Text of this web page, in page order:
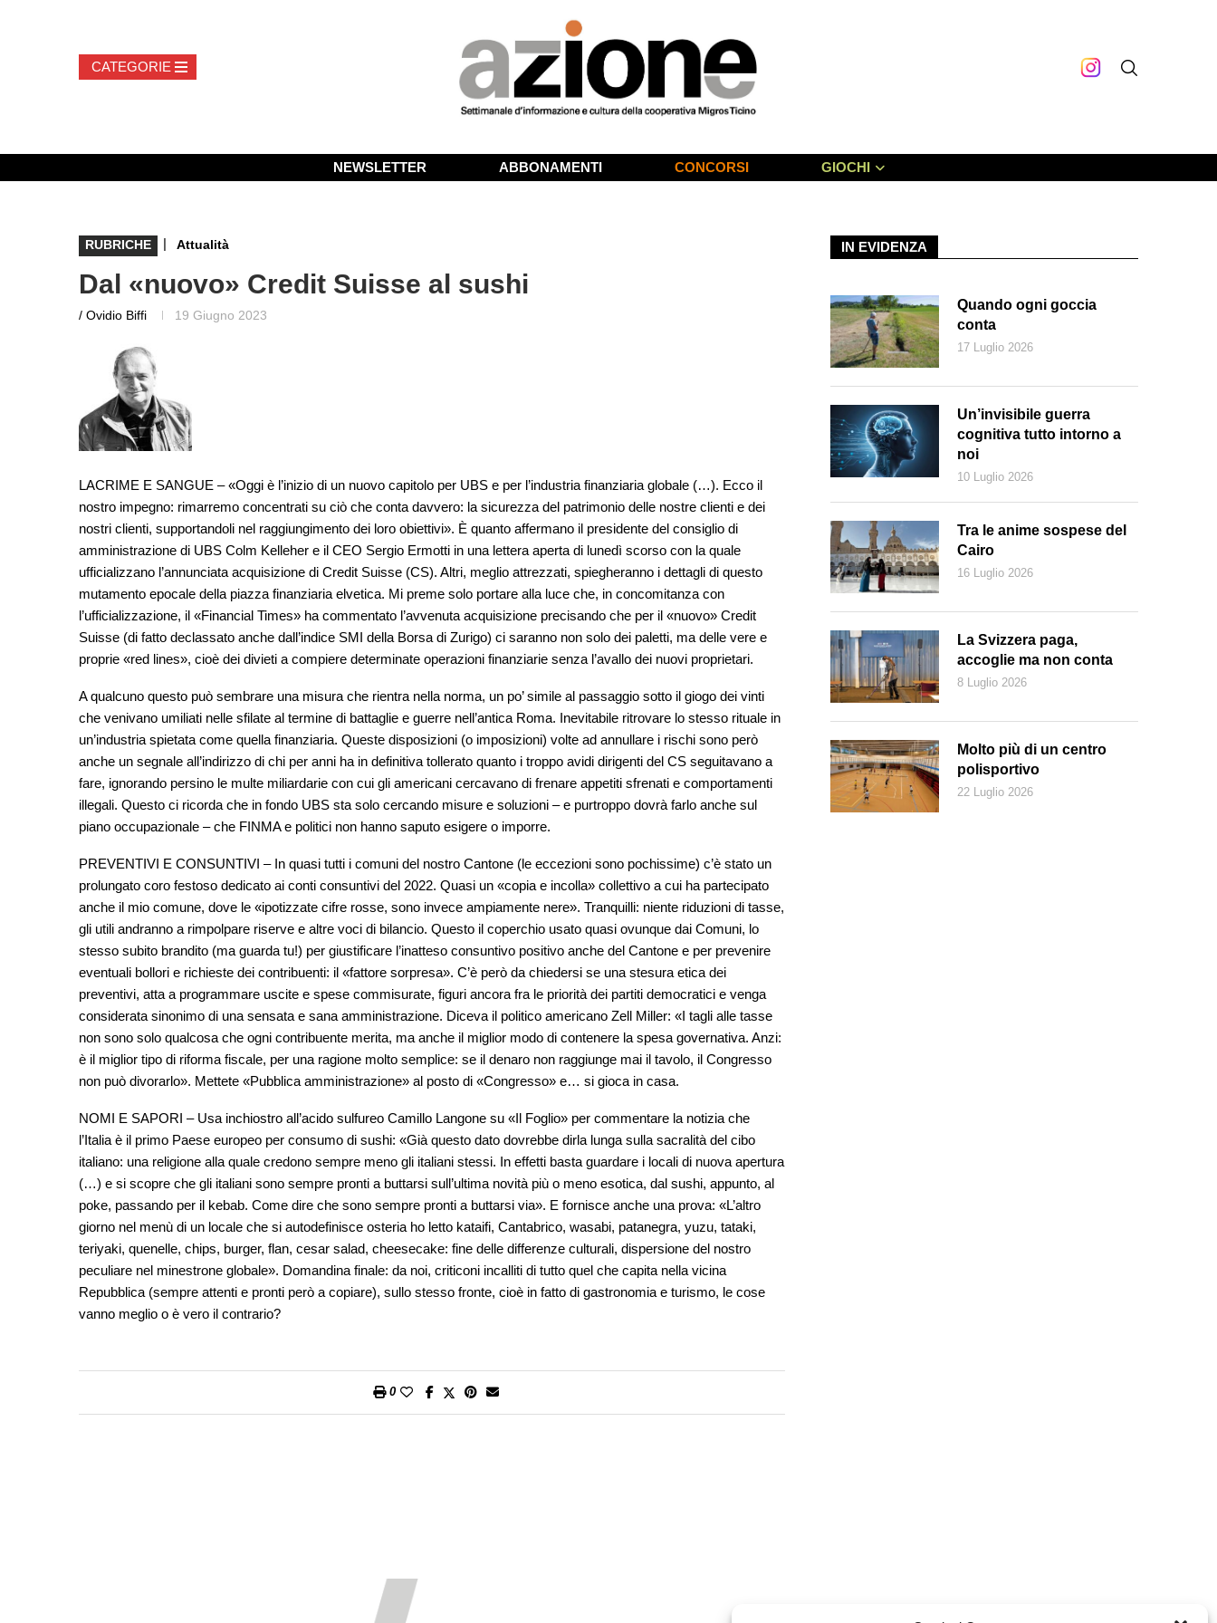
NEWSLETTER ABBONAMENTI CONCORSI GIOCHI
RUBRICHE | Attualità
Dal «nuovo» Credit Suisse al sushi
/ Ovidio Biffi 19 Giugno 2023
LACRIME E SANGUE – «Oggi è l’inizio di un nuovo capitolo per UBS e per l’industria finanziaria globale (…). Ecco il
nostro impegno: rimarremo concentrati su ciò che conta davvero: la sicurezza del patrimonio delle nostre clienti e dei
nostri clienti, supportandoli nel raggiungimento dei loro obiettivi». È quanto affermano il presidente del consiglio di
amministrazione di UBS Colm Kelleher e il CEO Sergio Ermotti in una lettera aperta di lunedì scorso con la quale
ufficializzano l’annunciata acquisizione di Credit Suisse (CS). Altri, meglio attrezzati, spiegheranno i dettagli di questo
mutamento epocale della piazza finanziaria elvetica. Mi preme solo portare alla luce che, in concomitanza con
l’ufficializzazione, il «Financial Times» ha commentato l’avvenuta acquisizione precisando che per il «nuovo» Credit
Suisse (di fatto declassato anche dall’indice SMI della Borsa di Zurigo) ci saranno non solo dei paletti, ma delle vere e
proprie «red lines», cioè dei divieti a compiere determinate operazioni finanziarie senza l’avallo dei nuovi proprietari.
A qualcuno questo può sembrare una misura che rientra nella norma, un po’ simile al passaggio sotto il giogo dei vinti
che venivano umiliati nelle sfilate al termine di battaglie e guerre nell’antica Roma. Inevitabile ritrovare lo stesso rituale in
un’industria spietata come quella finanziaria. Queste disposizioni (o imposizioni) volte ad annullare i rischi sono però
anche un segnale all’indirizzo di chi per anni ha in definitiva tollerato quanto i troppo avidi dirigenti del CS seguitavano a
fare, ignorando persino le multe miliardarie con cui gli americani cercavano di frenare appetiti sfrenati e comportamenti
illegali. Questo ci ricorda che in fondo UBS sta solo cercando misure e soluzioni – e purtroppo dovrà farlo anche sul
piano occupazionale – che FINMA e politici non hanno saputo esigere o imporre.
PREVENTIVI E CONSUNTIVI – In quasi tutti i comuni del nostro Cantone (le eccezioni sono pochissime) c’è stato un
prolungato coro festoso dedicato ai conti consuntivi del 2022. Quasi un «copia e incolla» collettivo a cui ha partecipato
anche il mio comune, dove le «ipotizzate cifre rosse, sono invece ampiamente nere». Tranquilli: niente riduzioni di tasse,
gli utili andranno a rimpolpare riserve e altre voci di bilancio. Questo il coperchio usato quasi ovunque dai Comuni, lo
stesso subito brandito (ma guarda tu!) per giustificare l’inatteso consuntivo positivo anche del Cantone e per prevenire
eventuali bollori e richieste dei contribuenti: il «fattore sorpresa». C’è però da chiedersi se una stesura etica dei
preventivi, atta a programmare uscite e spese commisurate, figuri ancora fra le priorità dei partiti democratici e venga
considerata sinonimo di una sensata e sana amministrazione. Diceva il politico americano Zell Miller: «I tagli alle tasse
non sono solo qualcosa che ogni contribuente merita, ma anche il miglior modo di contenere la spesa governativa. Anzi:
è il miglior tipo di riforma fiscale, per una ragione molto semplice: se il denaro non raggiunge mai il tavolo, il Congresso
non può divorarlo». Mettete «Pubblica amministrazione» al posto di «Congresso» e… si gioca in casa.
NOMI E SAPORI – Usa inchiostro all’acido sulfureo Camillo Langone su «Il Foglio» per commentare la notizia che
l’Italia è il primo Paese europeo per consumo di sushi: «Già questo dato dovrebbe dirla lunga sulla sacralità del cibo
italiano: una religione alla quale credono sempre meno gli italiani stessi. In effetti basta guardare i locali di nuova apertura
(…) e si scopre che gli italiani sono sempre pronti a buttarsi sull’ultima novità più o meno esotica, dal sushi, appunto, al
poke, passando per il kebab. Come dire che sono sempre pronti a buttarsi via». E fornisce anche una prova: «L’altro
giorno nel menù di un locale che si autodefinisce osteria ho letto kataifi, Cantabrico, wasabi, patanegra, yuzu, tataki,
teriyaki, quenelle, chips, burger, flan, cesar salad, cheesecake: fine delle differenze culturali, dispersione del nostro
peculiare nel minestrone globale». Domandina finale: da noi, criticoni incalliti di tutto quel che capita nella vicina
Repubblica (sempre attenti e pronti però a copiare), sullo stesso fronte, cioè in fatto di gastronomia e turismo, le cose
vanno meglio o è vero il contrario?
0
IN EVIDENZA
Quando ogni goccia
conta
17 Luglio 2026
Un’invisibile guerra
cognitiva tutto intorno a
noi
10 Luglio 2026
Tra le anime sospese del
Cairo
16 Luglio 2026
La Svizzera paga,
accoglie ma non conta
8 Luglio 2026
Molto più di un centro
polisportivo
22 Luglio 2026